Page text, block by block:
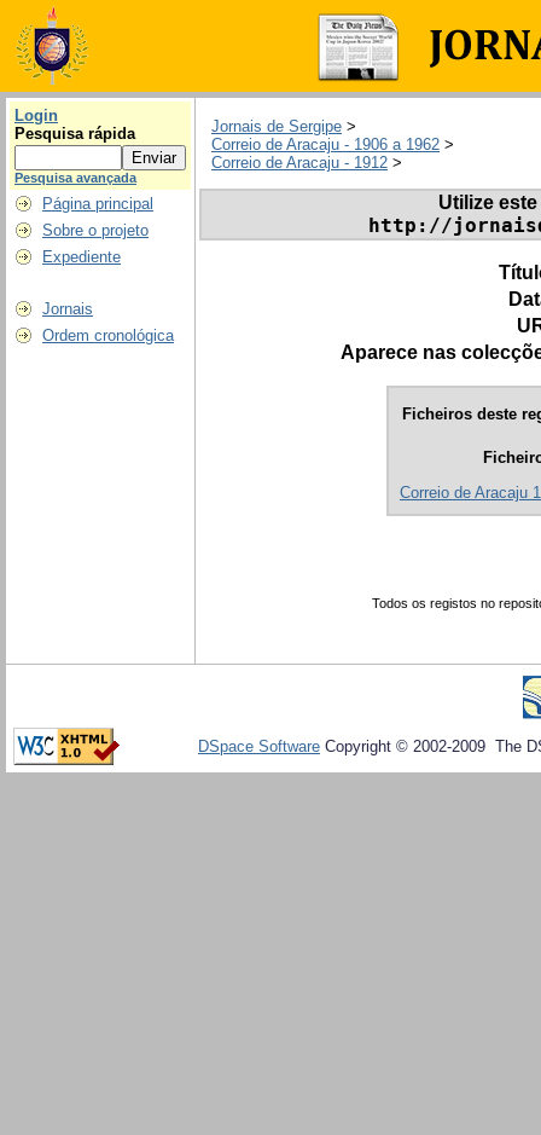
Login
Pesquisa rápida
Pesquisa avançada
Página principal
Sobre o projeto
Expediente
Jornais
Ordem cronológica
Jornais de Sergipe >
Correio de Aracaju - 1906 a 1962 >
Correio de Aracaju - 1912 >
Utilize
http://
Aparece nas
Ficheiros deste
Correio de Aracaju
Todos os registos no
DSpace Software Copyright © 2002-2009 The